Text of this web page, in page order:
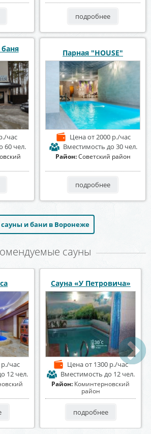
подробнее
час
60 чел.
Парная "HOUSE"
Ценаот 2000 р./час
Вместимость до 30 чел.
Район:Советский район
подробнее
и бани в Воронеже
сауны
р./час
20 чел.
район
Банный комплекс
Космос
Ценаот 1500 р./час
Вместимость до 25 чел.
Район: Коминтерновский
район
подробнее